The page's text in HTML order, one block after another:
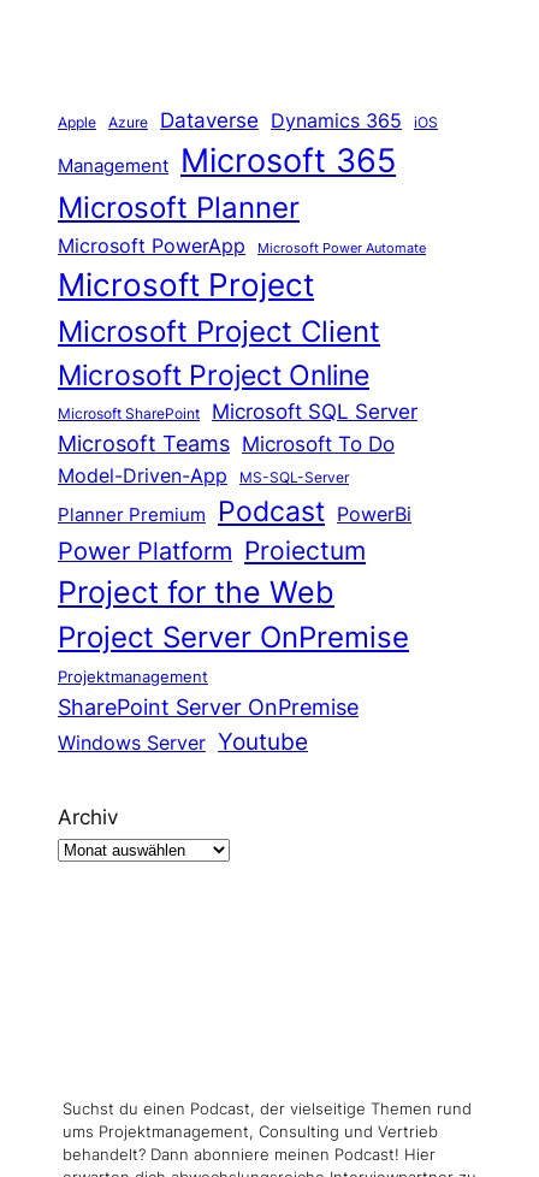
Apple Azure Dataverse Dynamics 365 iOS
Management Microsoft 365
Microsoft Planner
Microsoft PowerApp Microsoft Power Automate
Microsoft Project
Microsoft Project Client
Microsoft Project Online
Microsoft SharePoint Microsoft SQL Server
Microsoft Teams Microsoft To Do
Model-Driven-App MS-SQL-Server
Planner Premium Podcast PowerBi
Power Platform Proiectum
Project for the Web
Project Server OnPremise
Projektmanagement
SharePoint Server OnPremise
Windows Server Youtube
Archiv
Suchst du einen Podcast, der vielseitige Themen rund
ums Projektmanagement, Consulting und Vertrieb
behandelt? Dann abonniere meinen Podcast! Hier